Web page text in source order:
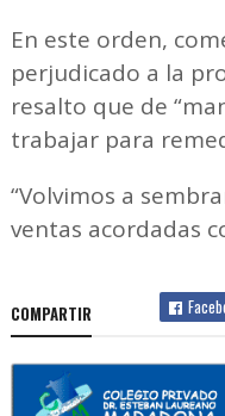
En este orden,
perjudicado a la
resalto que de
trabajar para
“Volvimos a
ventas acordadas
COMPARTIR